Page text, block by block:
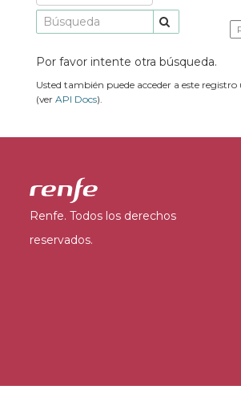
Por favor intente otra búsqueda.
Usted también puede acceder a este
(ver API Docs).
Renfe. Todos los derechos
reservados.